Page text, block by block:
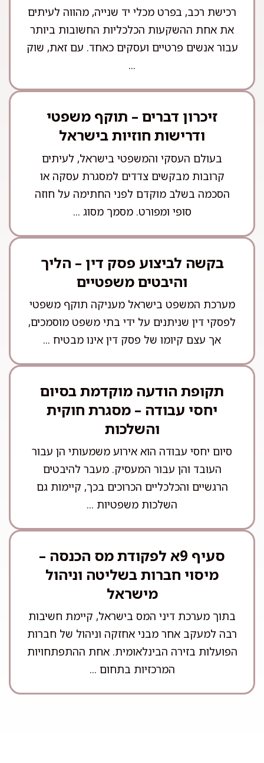
רכישת רכב, בפרט מכלי יד שנייה, מהווה לעיתים
את אחת ההשקעות הכלכליות החשובות ביותר
עבור אנשים פרטיים ועסקים כאחד. עם זאת, שוק
...
זיכרון דברים – תוקף משפטי
ודרישות חוזיות בישראל
בעולם העסקי והמשפטי בישראל, לעיתים
קרובות מבקשים צדדים למסגרת עסקה או
הסכמה בשלב מוקדם לפני החתימה על חוזה
סופי ומפורט. מסמך מסוג ...
בקשה לביצוע פסק דין – הליך
והיבטים משפטיים
מערכת המשפט בישראל מעניקה תוקף משפטי
לפסקי דין שניתנים על ידי בתי משפט מוסמכים,
אך עצם קיומו של פסק דין אינו מבטיח ...
תקופת הודעה מוקדמת בסיום
יחסי עבודה – מסגרת חוקית
והשלכות
סיום יחסי עבודה הוא אירוע משמעותי הן עבור
העובד והן עבור המעסיק. מעבר להיבטים
הרגשיים והכלכליים הכרוכים בכך, קיימות גם
השלכות משפטיות ...
סעיף 9א לפקודת מס הכנסה –
מיסוי חברות בשליטה וניהול
מישראל
בתוך מערכת דיני המס בישראל, קיימת חשיבות
רבה למעקב אחר מבני אחזקה וניהול של חברות
הפועלות בזירה הבינלאומית. אחת ההתפתחויות
המרכזיות בתחום ...